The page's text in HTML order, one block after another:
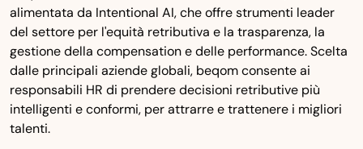
alimentata da Intentional AI, che offre strumenti leader
del settore per l'equità retributiva e la trasparenza, la
gestione della compensation e delle performance. Scelta
dalle principali aziende globali, beqom consente ai
responsabili HR di prendere decisioni retributive più
intelligenti e conformi, per attrarre e trattenere i migliori
talenti.